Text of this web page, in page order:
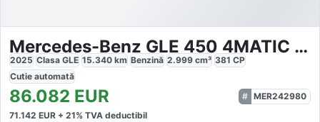
Mercedes-Benz GLE 450 4MATIC AMG
2025 Clasa GLE 15.340 km Benzină 2.999 cm³ 381 CP
Cutie automată
86.082 EUR
MER242980
71.142 EUR + 21% TVA deductibil